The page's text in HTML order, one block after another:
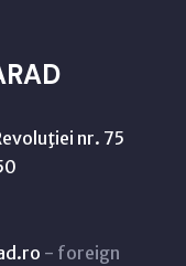
nr. 75
- foreign